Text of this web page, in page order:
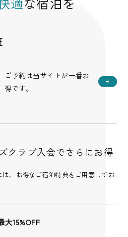
ご予約は当サイトが一番お
得です。
クラブ入会でさらにお得
、お得なご宿泊特典をご用意してお
大15%OFF